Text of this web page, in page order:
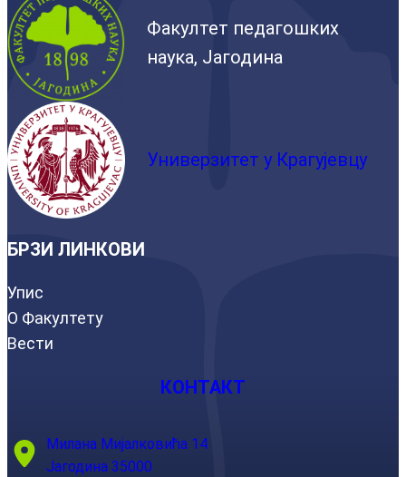
Факултет педагошких
наука, Јагодина
Универзитет у Крагујевцу
БРЗИ ЛИНКОВИ
Упис
О Факултету
Вести
КОНТАКТ
Милана Мијалковића 14
Јагодина 35000